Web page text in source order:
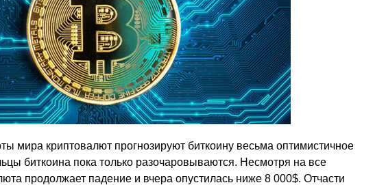
мира криптовалют прогнозируют биткоину весьма оптимистичное
биткоина пока только разочаровываются. Несмотря на все
продолжает падение и вчера опустилась ниже 8 000$. Отчасти